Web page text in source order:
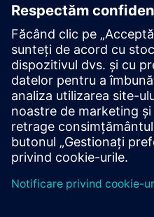
Explorați
produsele
Informații și
Studiu de caz